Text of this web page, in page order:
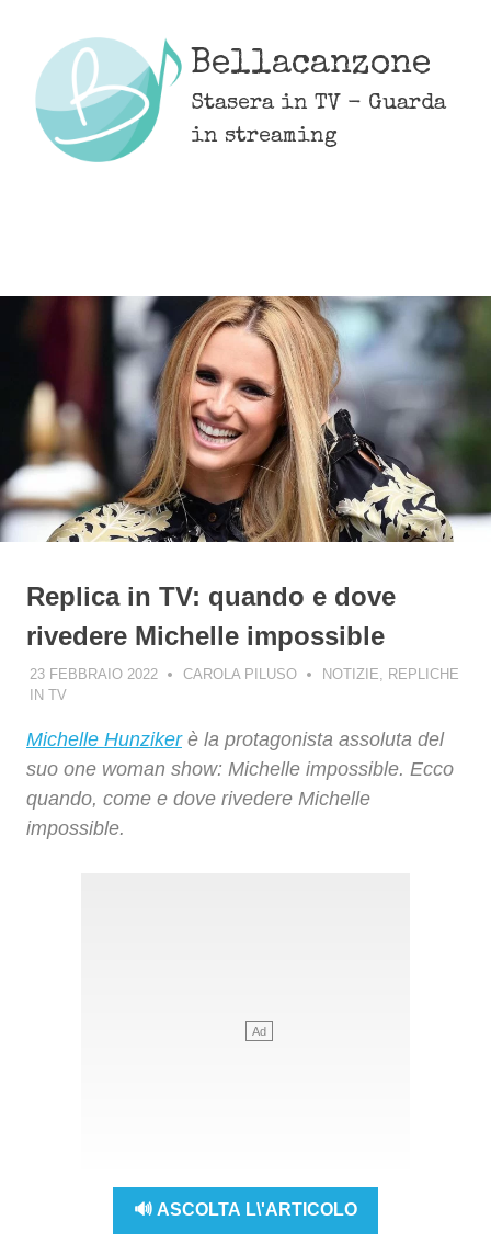
content
Bellacanzone
Stasera in TV - Guarda
in streaming
Replica in TV: quando e dove
rivedere Michelle impossible
23 FEBBRAIO 2022 CAROLA PILUSO NOTIZIE
REPLICHE
IN TV
Michelle Hunzikerè la protagonista assoluta del
suo one woman show: Michelle impossible. Ecco
quando, come e dove rivedere Michelle
impossible.
🔊 ASCOLTA L\'ARTICOLO